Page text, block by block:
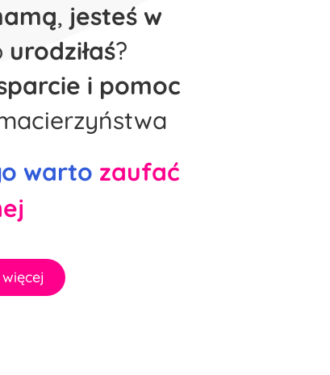
, jesteś w
urodziłaś?
i pomoc
warto zaufać